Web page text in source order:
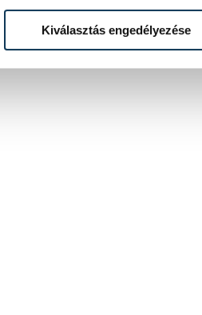
Kiválasztás engedélyezése